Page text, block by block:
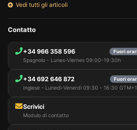
Vedi tutti gli articoli
Contatto
+34 966 358 596 Fuori
Spagnolo - Lunes-Viernes 09:00-19:30h
+34 692 646 872 Fuori
Inglese - Lunedì-Venerdì 09:30 - 16:30 GTM+1
Scrivici
Modulo di contatto